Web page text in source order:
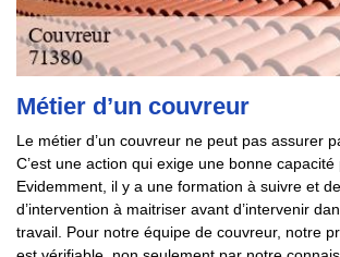
Métier d’un couvreur
Le métier d’un couvreur ne peut pas assurer
C’est une action qui exige une bonne capacité
Evidemment, il y a une formation à suivre et
d’intervention à maitriser avant d’intervenir
travail. Pour notre équipe de couvreur, notre